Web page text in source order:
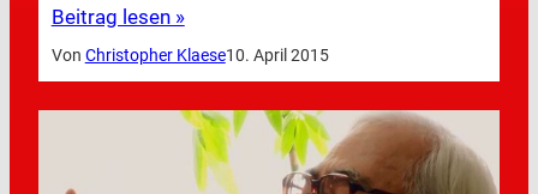
Beitrag lesen »
Von Christopher Klaese10. April 2015